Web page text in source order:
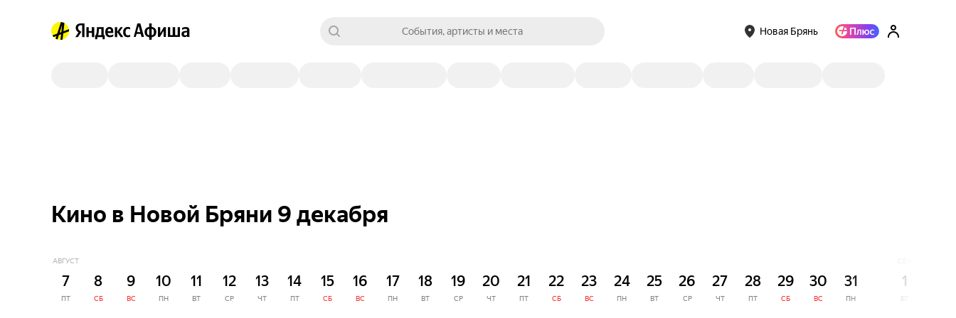
События, артисты и места Новая Брянь
Кино в Новой Бряни 9 декабря
АВГУСТ
7
ПТ
8
СБ
9
ВС
10
ПН
11
ВТ
12
СР
13
ЧТ
14
ПТ
15
СБ
16
ВС
17
ПН
18
ВТ
19
СР
20
ЧТ
21
ПТ
22
СБ
23
ВС
24
ПН
25
ВТ
26
СР
27
ЧТ
28
ПТ
29
СБ
30
ВС
31
ПН
1
ВТ